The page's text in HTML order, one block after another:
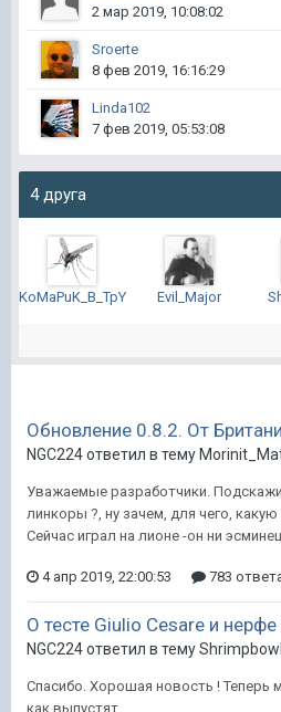
2 мар 2019, 10:08:02
Sroerte
8 фев 2019, 16:16:29
Linda102
7 фев 2019, 05:53:08
4 друга
KoMaPuK_B_TpYcAx Evil_Major
Обновление 0.8.2. От
NGC224 ответил в тему
Уважаемые разработчики.
линкоры ?, ну зачем, для чего,
Сейчас играл на лионе -он ни
4 апр 2019, 22:00:53 783
О тесте Giulio Cesare и
NGC224 ответил в тему
Спасибо. Хорошая новость ! Теперь
как выпустят.